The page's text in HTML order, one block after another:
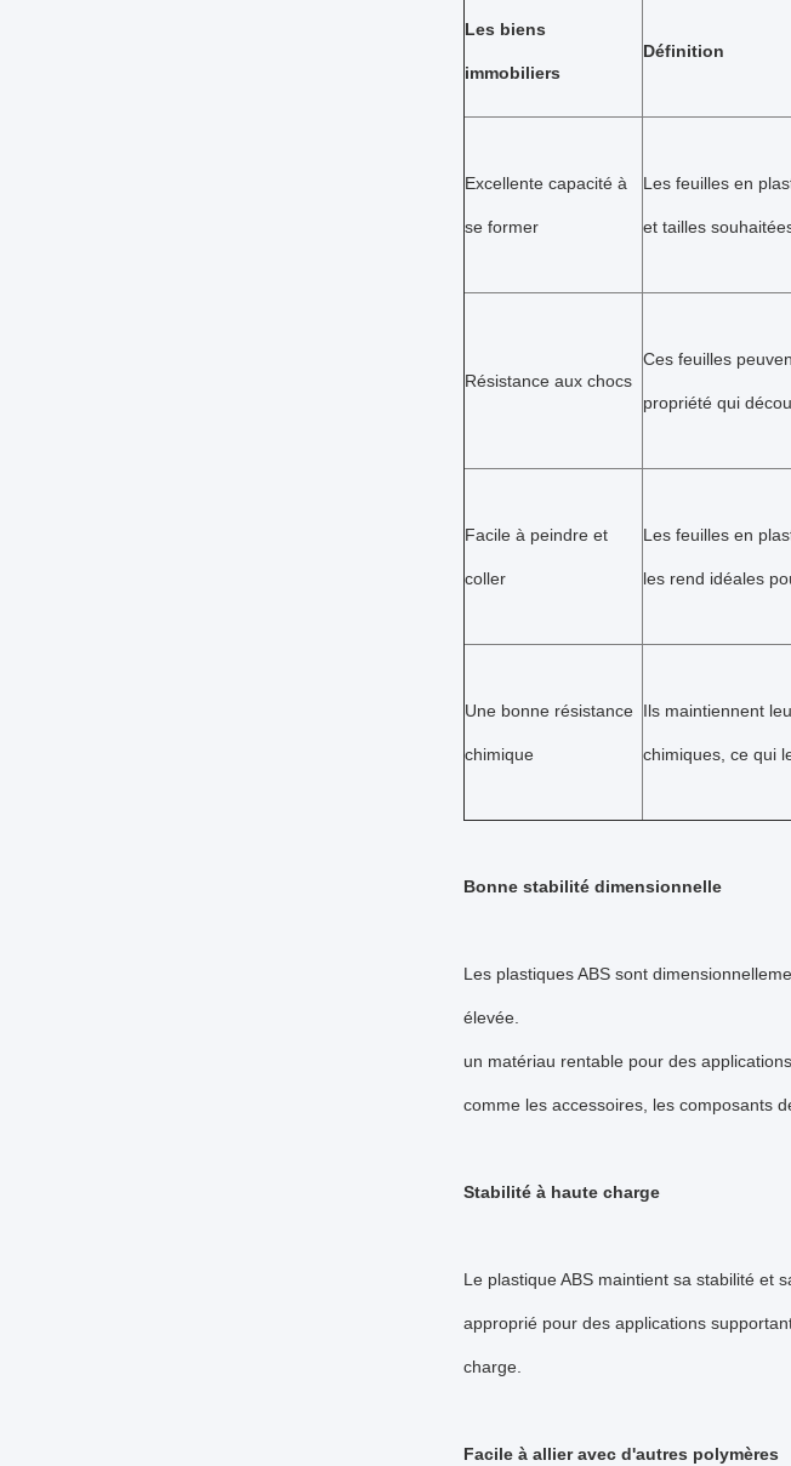
Les biens
immobiliers
Définition
Excellente capacité à
se former
Les feuilles en
et tailles
Résistance aux chocs
Ces feuilles
propriété qui
Facile à peindre et
coller
Les feuilles en
les rend idéales
Une bonne résistance
chimique
Ils maintiennent
chimiques, ce qui
Bonne stabilité dimensionnelle
Les plastiques ABS sont
élevée.
un matériau rentable pour des
comme les accessoires, les composants
Stabilité à haute charge
Le plastique ABS maintient sa stabilité et
approprié pour des applications
charge.
Facile à allier avec d'autres polymères